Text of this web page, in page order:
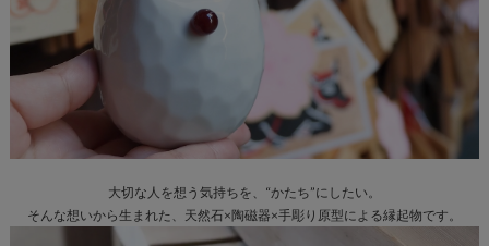
大切な人を想う気持ちを、“かたち”にしたい。
そんな想いから生まれた、天然石×陶磁器×手彫り原型による縁起物です。